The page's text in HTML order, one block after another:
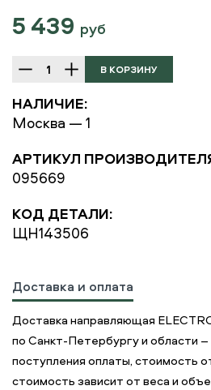
5 439 руб
НАЛИЧИЕ:
Москва — 1
АРТИКУЛ
095669
КОД ДЕТАЛИ:
ЩН143506
Доставка и оплата
Доставка направляющая
по Санкт-Петербургу и области
поступления оплаты, стоимость
стоимость зависит от веса и